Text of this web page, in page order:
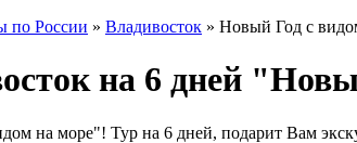
по России » Владивосток » Новый Год с
на 6 дней
на море"! Тур на 6 дней, подарит Вам